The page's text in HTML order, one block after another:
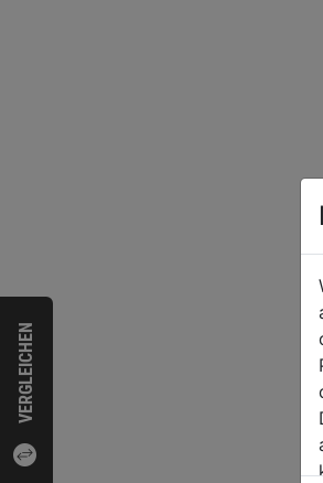
VERGLEICHEN